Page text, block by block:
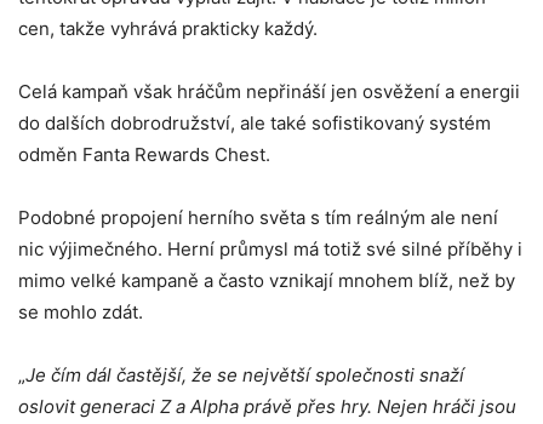
cen, takže vyhrává prakticky každý.
Celá kampaň však hráčům nepřináší jen osvěžení a energii
do dalších dobrodružství, ale také sofistikovaný systém
odměn Fanta Rewards Chest.
Podobné propojení herního světa s tím reálným ale není
nic výjimečného. Herní průmysl má totiž své silné příběhy i
mimo velké kampaně a často vznikají mnohem blíž, než by
se mohlo zdát.
„Je čím dál častější, že se největší společnosti snaží
oslovit generaci Z a Alpha právě přes hry. Nejen hráči jsou